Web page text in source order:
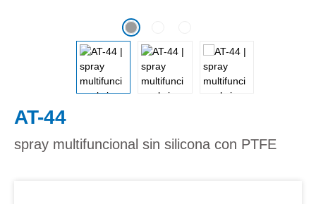
AT-44
spray multifuncional sin silicona con PTFE